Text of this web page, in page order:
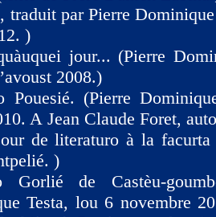
traduit par Pierre
)
jour... (Pierre
2008.)
Pouesié. (Pierre
A Jean Claude Foret,
de literaturo à la
)
Gorlié de Castèu-
Testa, lou 6 novembre